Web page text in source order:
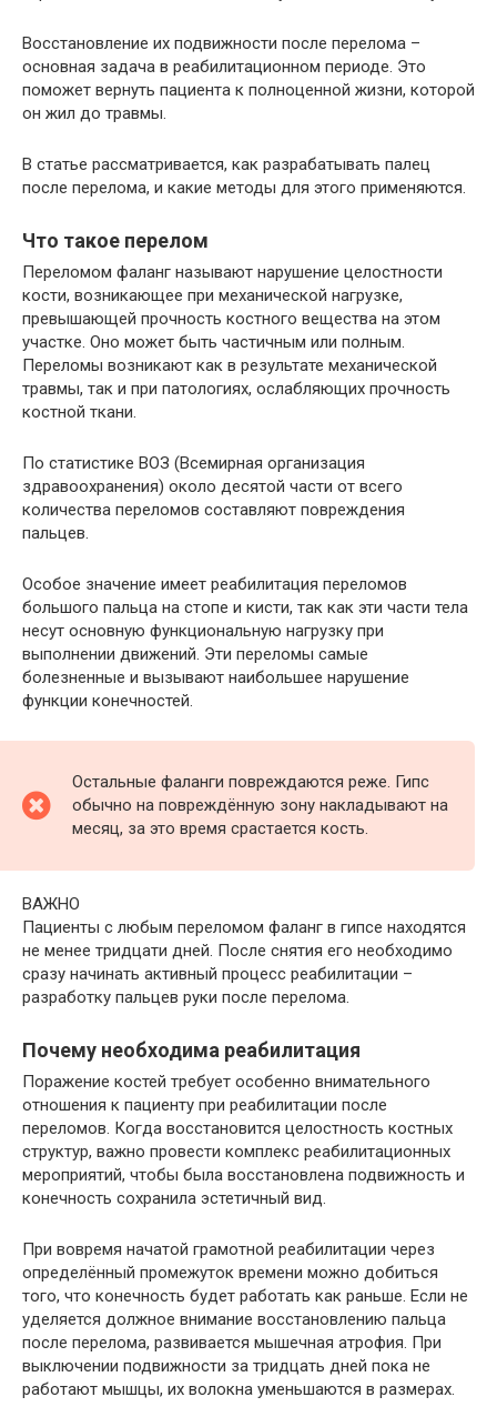
Восстановление их подвижности после перелома –
основная задача в реабилитационном периоде. Это
поможет вернуть пациента к полноценной жизни, которой
он жил до травмы.
В статье рассматривается, как разрабатывать палец
после перелома, и какие методы для этого применяются.
Что такое перелом
Переломом фаланг называют нарушение целостности
кости, возникающее при механической нагрузке,
превышающей прочность костного вещества на этом
участке. Оно может быть частичным или полным.
Переломы возникают как в результате механической
травмы, так и при патологиях, ослабляющих прочность
костной ткани.
По статистике ВОЗ (Всемирная организация
здравоохранения) около десятой части от всего
количества переломов составляют повреждения
пальцев.
Особое значение имеет реабилитация переломов
большого пальца на стопе и кисти, так как эти части тела
несут основную функциональную нагрузку при
выполнении движений. Эти переломы самые
болезненные и вызывают наибольшее нарушение
функции конечностей.
Остальные фаланги повреждаются реже. Гипс
обычно на повреждённую зону накладывают на
месяц, за это время срастается кость.
ВАЖНО
Пациенты с любым переломом фаланг в гипсе находятся
не менее тридцати дней. После снятия его необходимо
сразу начинать активный процесс реабилитации –
разработку пальцев руки после перелома.
Почему необходима реабилитация
Поражение костей требует особенно внимательного
отношения к пациенту при реабилитации после
переломов. Когда восстановится целостность костных
структур, важно провести комплекс реабилитационных
мероприятий, чтобы была восстановлена подвижность и
конечность сохранила эстетичный вид.
При вовремя начатой грамотной реабилитации через
определённый промежуток времени можно добиться
того, что конечность будет работать как раньше. Если не
уделяется должное внимание восстановлению пальца
после перелома, развивается мышечная атрофия. При
выключении подвижности за тридцать дней пока не
работают мышцы, их волокна уменьшаются в размерах.